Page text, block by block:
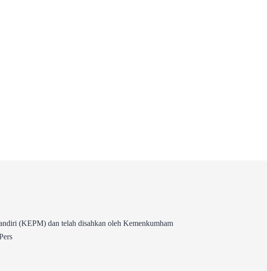
(KEPM) dan telah disahkan oleh Kemenkumham